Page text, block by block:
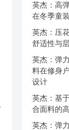
英杰：高
在冬季童
英杰：压
舒适性与
英杰：弹
料在修身
设计
英杰：基
合面料的
英杰：弹